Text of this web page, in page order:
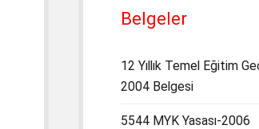
Belgeler
12 Yıllık Temel Eğitim
2004 Belgesi
5544 MYK Yasası-2006